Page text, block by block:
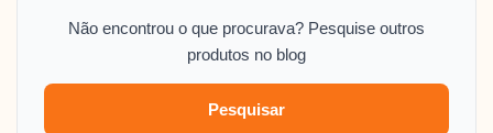
Não encontrou o que procurava? Pesquise outros
produtos no blog
Pesquisar